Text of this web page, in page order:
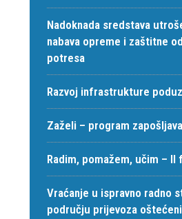
Nadoknada sredstava
nabava opreme i zaštitne
potresa
Razvoj infrastrukture
Zaželi – program
Radim, pomažem, učim – II
Vraćanje u ispravno radno
području prijevoza